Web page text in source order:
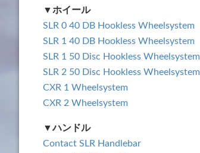
▼ホイール
SLR 0 40 DB Hookless Wheelsystem
SLR 1 40 DB Hookless Wheelsystem
SLR 1 50 Disc Hookless Wheelsystem
SLR 2 50 Disc Hookless Wheelsystem
CXR 1 Wheelsystem
CXR 2 Wheelsystem
▼ハンドル
Contact SLR Handlebar